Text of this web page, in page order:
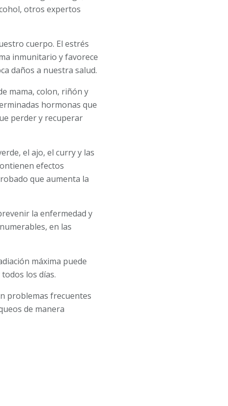
otros expertos
cuerpo. El estrés
inmunitario y favorece
daños a nuestra salud.
mama, colon, riñón y
hormonas que
perder y recuperar
el ajo, el curry y las
efectos
que aumenta la
la enfermedad y
en las
máxima puede
los días.
problemas frecuentes
de manera